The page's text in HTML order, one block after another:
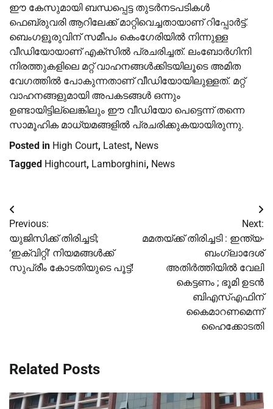
ഈ കേസുമായി ബന്ധപ്പെട്ട തുടർനടപടികൾ
ഫെബ്രുവരി ആറിലേക്ക് മാറ്റിവെച്ചതായാണ് റിപ്പോർട്ട്.
ബെംഗളൂരുവിന് സമീപം കെംഗേരിയിൽ നിന്നുള്ള
വീഡിയോയാണ് എക്‌സിൽ പ്രചരിച്ചത്. ലംബോർഗിനി
നിരത്തുകളിലെ മറ്റ് വാഹനങ്ങൾക്കിടയിലൂടെ അമിത
വേഗത്തിൽ പോകുന്നതാണ് വീഡിയോയിലുള്ളത്. മറ്റ്
വാഹനങ്ങളുമായി അപകടങ്ങൾ ഒന്നും
ഉണ്ടായിട്ടില്ലെങ്കിലും ഈ വീഡിയോ പെട്ടെന്ന് തന്നെ
സാമൂഹിക മാധ്യമങ്ങളിൽ പ്രചരിക്കുകയായിരുന്നു.
Posted in High Court, Latest, News
Tagged Highcourt, Lamborghini, News
Post
navigation
Previous:
യുജിസിക്ക് തിരിച്ചടി;
‘ഇക്വിറ്റി’ നിയമങ്ങൾക്ക്
സുപ്രീം കോടതിയുടെ പൂട്ട്!
Next:
മമതയ്‌ക്ക് തിരിച്ചടി : ഇന്ത്യ-
ബംഗ്ലാദേശ്
അതിർത്തിയിൽ വേലി
കെട്ടണം ; ഭൂമി ഉടൻ
ബിഎസ്എഫിന്
കൈമാറണമെന്ന്
ഹൈക്കോടതി
Related Posts